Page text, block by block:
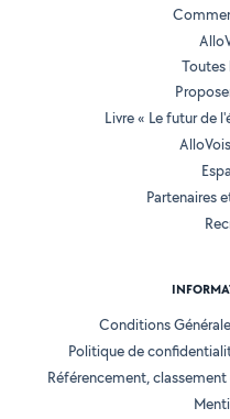
Toutes
Livre « Le futur de
Partenaires
Conditions
Politique de
Référencement,